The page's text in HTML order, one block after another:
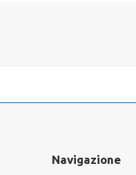
Navigazione